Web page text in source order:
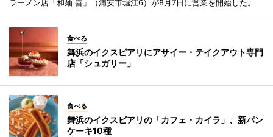
ラーメン店「和麺 善」（浦安市堀江6）が8月7日に営業を開始した。
食べる
舞浜のイクスピアリにアサイー・テイクアウト専門
店「シュガリー」
食べる
舞浜のイクスピアリの「カフェ・カイラ」、新パン
ケーキ10種